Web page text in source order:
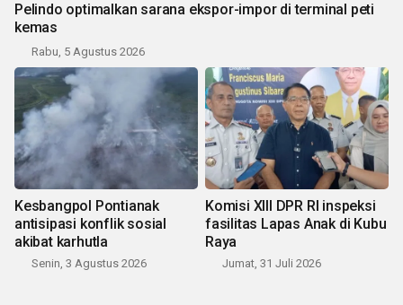
Pelindo optimalkan sarana ekspor-impor di terminal peti
kemas
Rabu, 5 Agustus 2026
Kesbangpol Pontianak
antisipasi konflik sosial
akibat karhutla
Senin, 3 Agustus 2026
Komisi XIII DPR RI inspeksi
fasilitas Lapas Anak di Kubu
Raya
Jumat, 31 Juli 2026